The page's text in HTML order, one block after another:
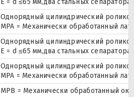
Однорядный цилиндрический
MPA = Механически обработанный
Однорядный цилиндрический
E = d ≤65 мм,два стальных
Однорядный цилиндрический
MPA = Механически обработанный
MPB = Механически обработанный